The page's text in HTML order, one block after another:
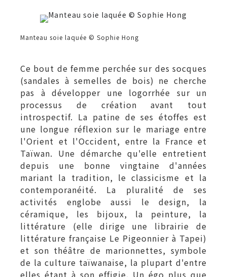
Manteau soie laquée © Sophie Hong
Ce bout de femme perchée sur des socques
(sandales à semelles de bois) ne cherche
pas à développer une logorrhée sur un
processus de création avant tout
introspectif. La patine de ses étoffes est
une longue réflexion sur le mariage entre
l'Orient et l'Occident, entre la France et
Taïwan. Une démarche qu'elle entretient
depuis une bonne vingtaine d'années
mariant la tradition, le classicisme et la
contemporanéité. La pluralité de ses
activités englobe aussi le design, la
céramique, les bijoux, la peinture, la
littérature (elle dirige une librairie de
littérature française Le Pigeonnier à Tapei)
et son théâtre de marionnettes, symbole
de la culture taïwanaise, la plupart d'entre
elles étant à son effigie. Un égo plus que